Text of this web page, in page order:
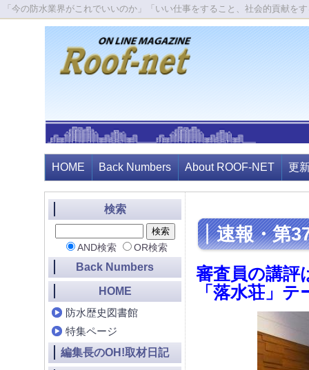
「今の防水業界がこれでいいのか」「いい仕事をすること、社会的貢献
HOME Back Numbers About ROOF-NET 更
速報・第
審査員の講評
「落水荘」
検索
AND検索 OR検索
Back Numbers
HOME
防水歴史図書館
特集ページ
編集長のOH!取材日記